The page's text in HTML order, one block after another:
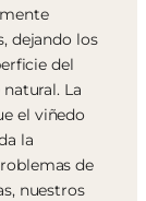
dejando los
del
La
el viñedo
la
de
nuestros